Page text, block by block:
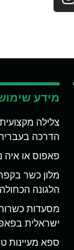
מידע
צלילה
הדרכה
פאפוס או איה
מלון כשר
הלגונה
מסעדות
ישראלית
ספא מעיינות